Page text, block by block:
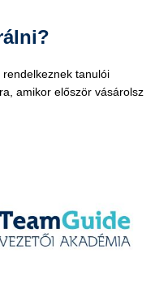
tanulói
amikor először vásárolsz